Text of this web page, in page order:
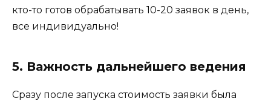
кто-то готов обрабатывать 10-20 заявок в день,
все индивидуально!
5. Важность дальнейшего ведения
Сразу после запуска стоимость заявки была